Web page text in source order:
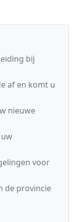
bij
af en komt u
nieuwe
voor
de provincie